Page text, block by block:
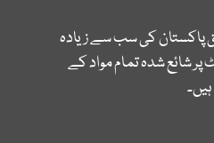
پاکستان کی سب سے زیادہ
شائع شدہ تمام مواد کے